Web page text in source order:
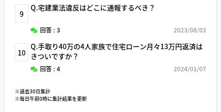
9
Q.宅建業法違反はどこに通報するべき？
回答 : 3 2023/08/03
10
Q.手取り40万の4人家族で住宅ローン月々13万円返済は
きついですか？
回答 : 4 2024/01/07
※過去30日集計
※毎日午前0時に集計結果を更新